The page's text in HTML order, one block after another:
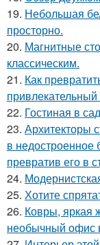
19. Небольшая
просторно.
20. Магнитные
классическим.
21. Как
22. Гостиная в
23. Архитекторы
в недостроенное
превратив его в
24.
25. Хотите
26. Ковры, яркая
необычный офис